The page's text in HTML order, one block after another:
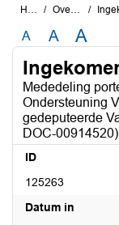
Home Overzichten
A A A
Mededeling
Ondersteuning
gedeputeerde
DOC-00914520)
ID
125263
Datum in